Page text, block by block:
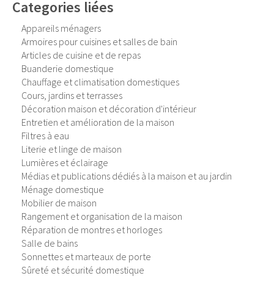
Categories liées
Appareils ménagers
Armoires pour cuisines et salles de bain
Articles de cuisine et de repas
Buanderie domestique
Chauffage et climatisation domestiques
Cours, jardins et terrasses
Décoration maison et décoration d'intérieur
Entretien et amélioration de la maison
Filtres à eau
Literie et linge de maison
Lumières et éclairage
Médias et publications dédiés à la maison et au jardin
Ménage domestique
Mobilier de maison
Rangement et organisation de la maison
Réparation de montres et horloges
Salle de bains
Sonnettes et marteaux de porte
Sûreté et sécurité domestique